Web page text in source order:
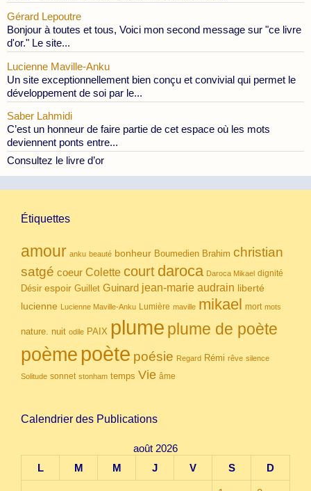
Gérard Lepoutre
Bonjour à toutes et tous, Voici mon second message sur "ce livre
d'or." Le site...
Lucienne Maville-Anku
Un site exceptionnellement bien conçu et convivial qui permet le
développement de soi par le...
Saber Lahmidi
C’est un honneur de faire partie de cet espace où les mots
deviennent ponts entre...
Consultez le livre d’or
Étiquettes
amour anku beauté bonheur Boumedien Brahim christian
satgé coeur Colette court daroca Daroca Mikael dignité
Désir espoir Guillet Guinard jean-marie audrain liberté
lucienne Lucienne Maville-Anku Lumière maville mikael mort mots
nature. nuit odile PAIX plume plume de poète
poème poète poésie Regard Rémi rêve silence
Solitude sonnet stonham temps Vie âme
Calendrier des Publications
août 2026
L
M M J V S D